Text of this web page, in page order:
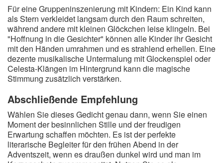
Für eine Gruppeninszenierung mit Kindern: Ein Kind kann
als Stern verkleidet langsam durch den Raum schreiten,
während andere mit kleinen Glöckchen leise klingeln. Bei
"Hoffnung in die Gesichter" können alle Kinder ihr Gesicht
mit den Händen umrahmen und es strahlend erhellen. Eine
dezente musikalische Untermalung mit Glockenspiel oder
Celesta-Klängen im Hintergrund kann die magische
Stimmung zusätzlich verstärken.
Abschließende Empfehlung
Wählen Sie dieses Gedicht genau dann, wenn Sie einen
Moment der besinnlichen Stille und der freudigen
Erwartung schaffen möchten. Es ist der perfekte
literarische Begleiter für den frühen Abend in der
Adventszeit, wenn es draußen dunkel wird und man im